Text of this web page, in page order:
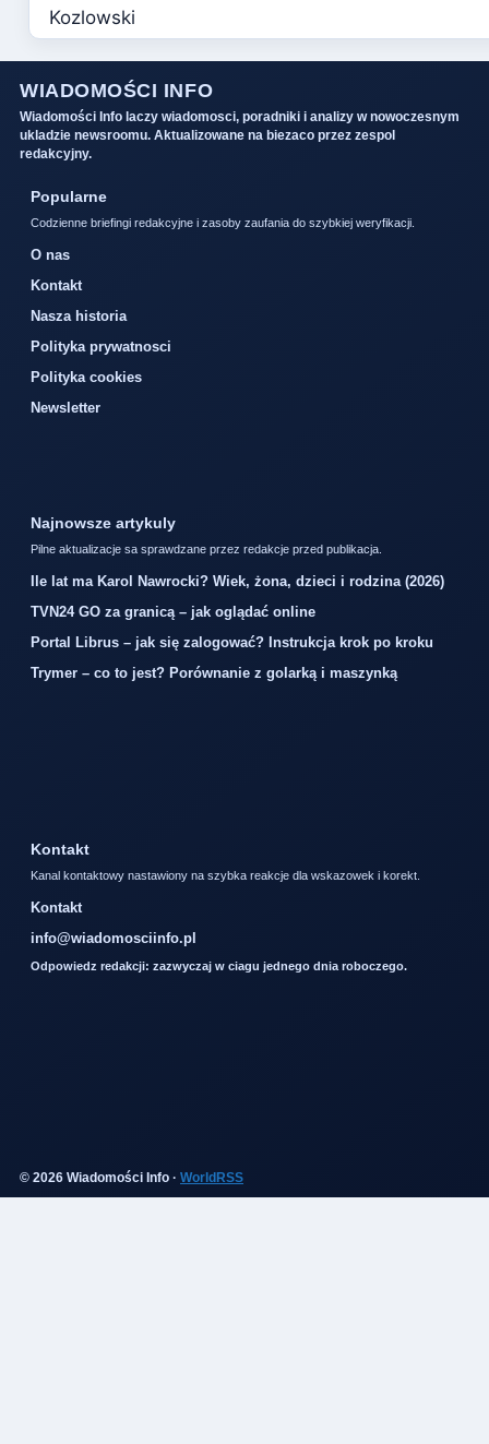
WIADOMOŚCI INFO
Wiadomości Info laczy wiadomosci, poradniki i analizy w nowoczesnym
ukladzie newsroomu. Aktualizowane na biezaco przez zespol
redakcyjny.
Popularne
Codzienne briefingi redakcyjne i zasoby zaufania do szybkiej weryfikacji.
O nas
Kontakt
Nasza historia
Polityka prywatnosci
Polityka cookies
Newsletter
Najnowsze artykuly
Pilne aktualizacje sa sprawdzane przez redakcje przed publikacja.
Ile lat ma Karol Nawrocki? Wiek, żona, dzieci i rodzina (2026)
TVN24 GO za granicą – jak oglądać online
Portal Librus – jak się zalogować? Instrukcja krok po kroku
Trymer – co to jest? Porównanie z golarką i maszynką
Kontakt
Kanal kontaktowy nastawiony na szybka reakcje dla wskazowek i korekt.
Kontakt
info@wiadomosciinfo.pl
Odpowiedz redakcji: zazwyczaj w ciagu jednego dnia roboczego.
© 2026 Wiadomości Info · WorldRSS